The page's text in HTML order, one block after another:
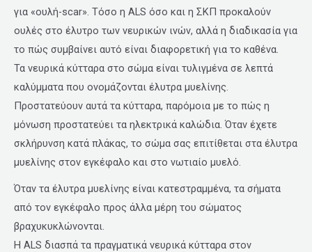
για «ουλή-scar». Τόσο η ALS όσο και η ΣΚΠ προκαλούν
ουλές στο έλυτρο των νευρικών ινών, αλλά η διαδικασία για
το πώς συμβαίνει αυτό είναι διαφορετική για το καθένα.
Τα νευρικά κύτταρα στο σώμα είναι τυλιγμένα σε λεπτά
καλύμματα που ονομάζονται έλυτρα μυελίνης.
Προστατεύουν αυτά τα κύτταρα, παρόμοια με το πώς η
μόνωση προστατεύει τα ηλεκτρικά καλώδια. Όταν έχετε
σκλήρυνση κατά πλάκας, το σώμα σας επιτίθεται στα έλυτρα
μυελίνης στον εγκέφαλο και στο νωτιαίο μυελό.
Όταν τα έλυτρα μυελίνης είναι κατεστραμμένα, τα σήματα
από τον εγκέφαλο προς άλλα μέρη του σώματος
βραχυκυκλώνονται.
Η ALS διασπά τα πραγματικά νευρικά κύτταρα στον